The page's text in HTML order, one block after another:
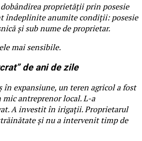
proprietății prin posesie
îndeplinite anumite condiții: posesie
și sub nume de proprietar.
mai sensibile.
de ani de zile
în expansiune, un teren agricol a fost
antreprenor local. L-a
A investit în irigații. Proprietarul
și nu a intervenit timp de